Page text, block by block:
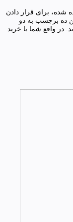
4 شامل: 10 استیکر آماده شده، برای قرار دادن
ده برچسب به دو
در واقع شما با خرید